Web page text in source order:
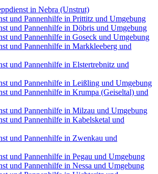
in Nebra (Unstrut)
und Pannenhilfe in Prittitz und Umgebung
und Pannenhilfe in Döbris und Umgebung
und Pannenhilfe in Goseck und Umgebung
und Pannenhilfe in Markkleeberg und
und Pannenhilfe in Elstertrebnitz und
und Pannenhilfe in Leißling und Umgebung
und Pannenhilfe in Krumpa (Geiseltal) und
und Pannenhilfe in Milzau und Umgebung
und Pannenhilfe in Kabelsketal und
und Pannenhilfe in Zwenkau und
und Pannenhilfe in Pegau und Umgebung
und Pannenhilfe in Nessa und Umgebung